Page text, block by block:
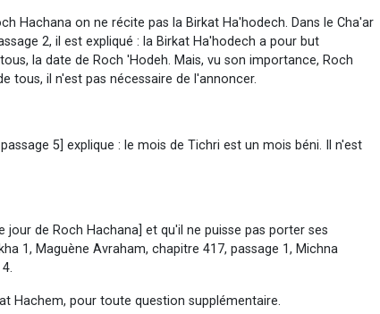
Hachana on ne récite pas la Birkat Ha'hodech. Dans le Cha'ar
2, il est expliqué : la Birkat Ha'hodech a pour but
la date de Roch 'Hodeh. Mais, vu son importance, Roch
tous, il n'est pas nécessaire de l'annoncer.
5] explique : le mois de Tichri est un mois béni. Il n'est
de Roch Hachana] et qu'il ne puisse pas porter ses
1, Maguène Avraham, chapitre 417, passage 1, Michna
Hachem, pour toute question supplémentaire.